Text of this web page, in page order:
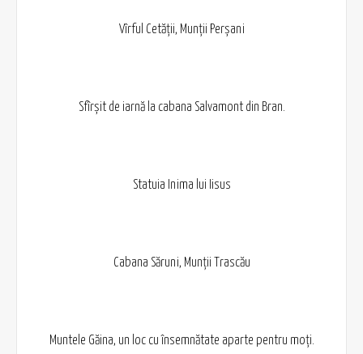
Vîrful Cetății, Munții Perșani
Sfîrșit de iarnă la cabana Salvamont din Bran.
Statuia Inima lui Iisus
Cabana Săruni, Munții Trascău
Muntele Găina, un loc cu însemnătate aparte pentru moți.